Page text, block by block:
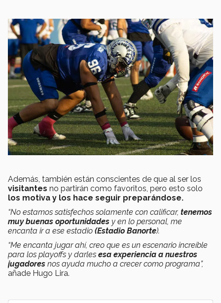
Además, también están conscientes de que al ser los
visitantes no partirán como favoritos, pero esto solo
los motiva y los hace seguir preparándose.
“No estamos satisfechos solamente con calificar, tenemos
muy buenas oportunidades y en lo personal, me
encanta ir a ese estadio (Estadio Banorte).
“Me encanta jugar ahí, creo que es un escenario increíble
para los playoffs y darles esa experiencia a nuestros
jugadores nos ayuda mucho a crecer como programa”,
añade Hugo Lira.